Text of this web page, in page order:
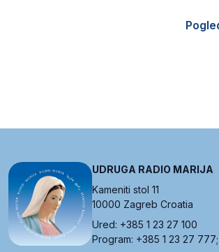
UDRUGA RADIO MARIJA
Kameniti stol 11
10000 Zagreb Croatia
Ured: +385 1 23 27 100
Program: +385 1 23 27